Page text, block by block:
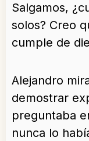
Salgamos,
solos? Creo
cumple de
Alejandro
demostrar
preguntaba
nunca lo